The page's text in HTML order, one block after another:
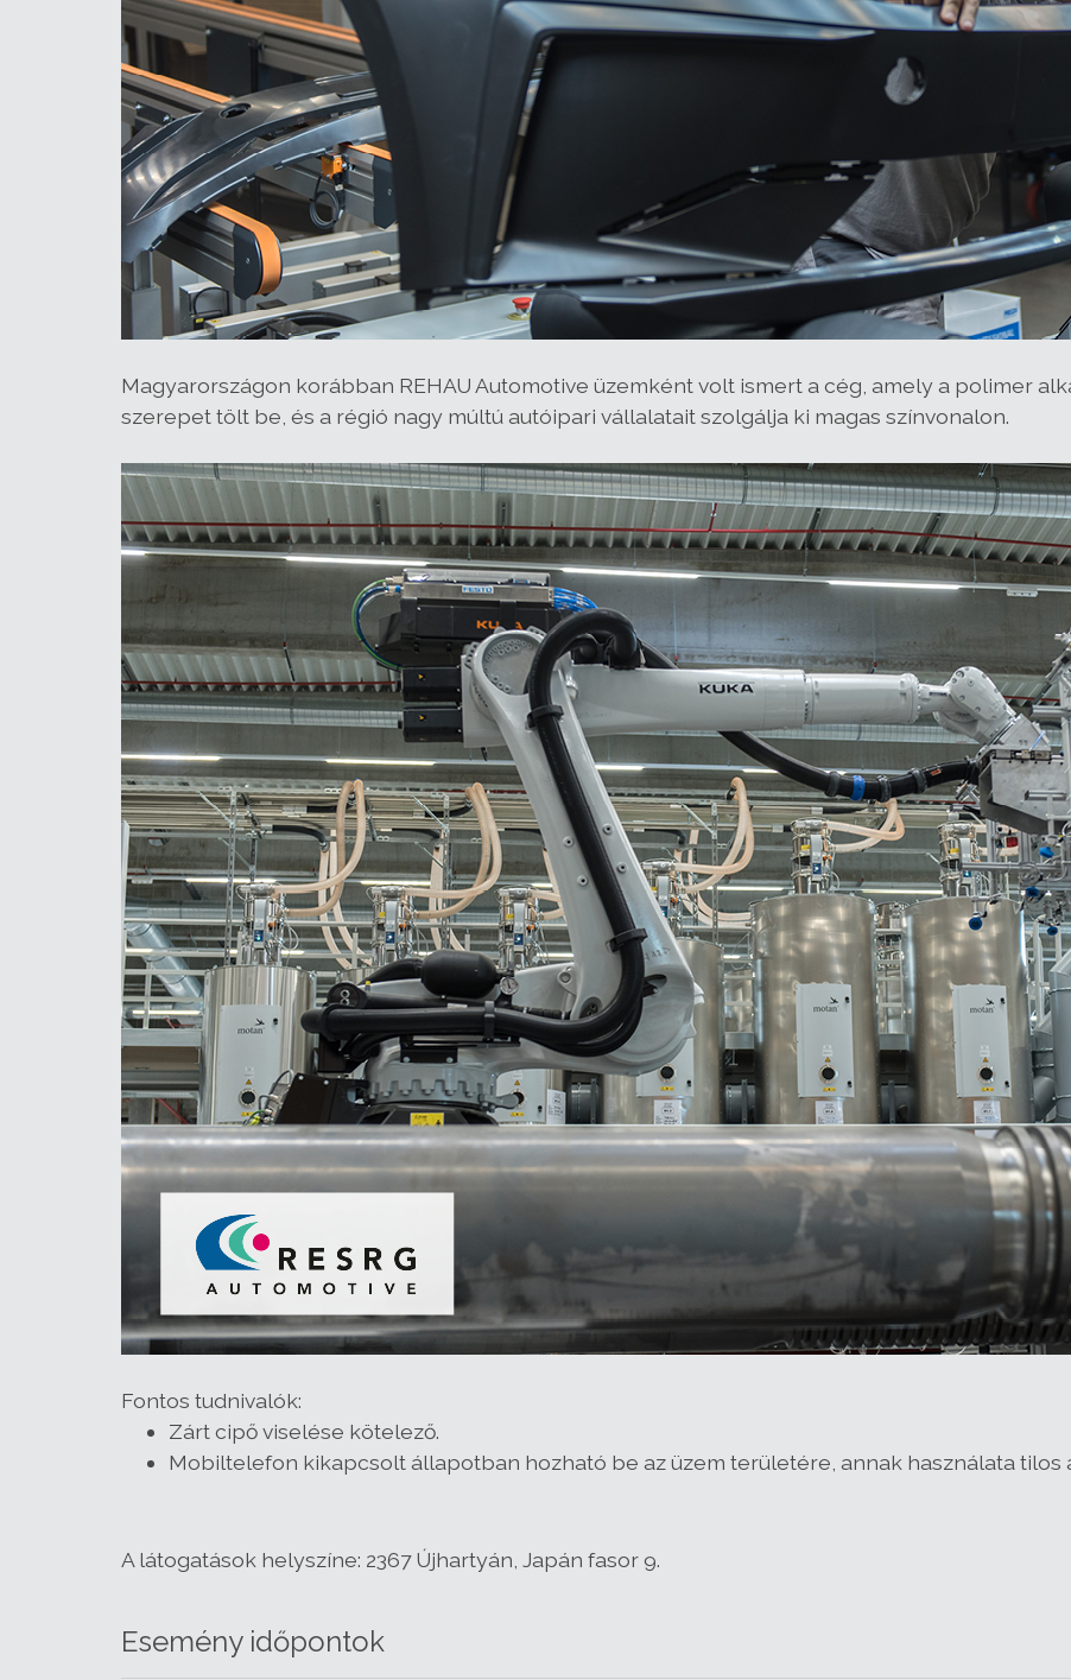
Magyarországon korábban REHAU Automotive üzemként volt ismert a cég, amely a polimer
szerepet tölt be, és a régió nagy múltú autóipari vállalatait szolgálja ki magas színvonalon.
Fontos tudnivalók:
Zárt cipő viselése kötelező.
Mobiltelefon kikapcsolt állapotban hozható be az üzem területére, annak használata tilos
A látogatások helyszíne: 2367 Újhartyán, Japán fasor 9.
Esemény időpontok